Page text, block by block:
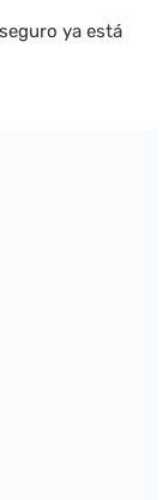
ya está